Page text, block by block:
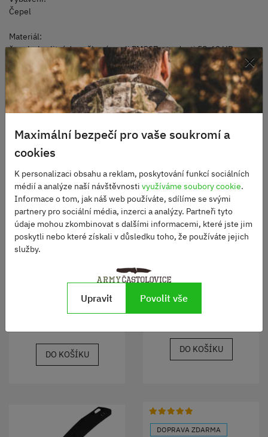
Čepel
Materiál:
čepel z kvalitní damaškové oceli PMC27 o tvrdosti 58-62 HRc
elegantní střenka ze stabilizované velbloudí kosti
Alternativní produkty
Nůž motýlek hladké ostří
Skladem
450 Kč
DO KOŠÍKU
TERMINUS XR damašková
Skladem
3960 Kč
DO KOŠÍKU
DOPRAVA ZDARMA
×
Maximální bezpečí pro vaše soukromí a
cookies
K personalizaci obsahu a reklam, poskytování funkcí sociálních
médií a analýze naší návštěvnosti využíváme soubory cookie.
Informace o tom, jak náš web používáte, sdílíme se svými
partnery pro sociální média, inzerci a analýzy. Partneři tyto
údaje mohou zkombinovat s dalšími informacemi, které jste jim
poskytli nebo které získali v důsledku toho, že používáte jejich
služby.
Upravit Povolit vše